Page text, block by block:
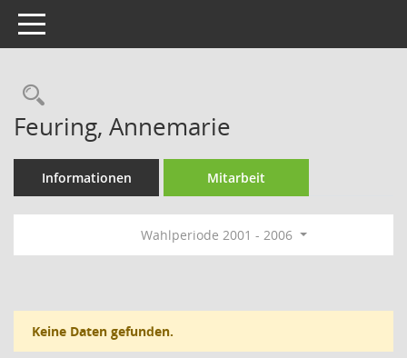
Toggle navigation
Rechercheauswahl
Feuring, Annemarie
Informationen Mitarbeit
Wahlperiode 2001 - 2006
Keine Daten gefunden.